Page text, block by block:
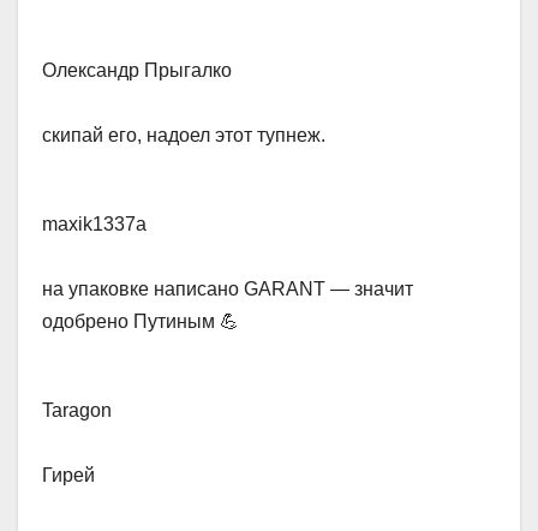
Олександр Прыгалко​
скипай его, надоел этот тупнеж.
maxik1337a
​на упаковке написано GARANT — значит
одобрено Путиным 💪
Taragon​
Гирей